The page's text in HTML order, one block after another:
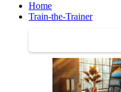
Home
Train-the-Trainer